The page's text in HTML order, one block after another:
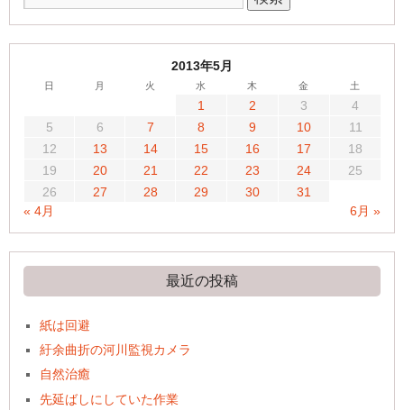
2013年5月
日 月 火 水 木 金 土
1 2 3
4
5
6 7 8 9 10
11
12
13 14 15 16 17
18
19
20 21 22 23 24
25
26
27 28 29 30
31
« 4月
6月 »
最近の投稿
紙は回避
紆余曲折の河川監視カメラ
自然治癒
先延ばしにしていた作業